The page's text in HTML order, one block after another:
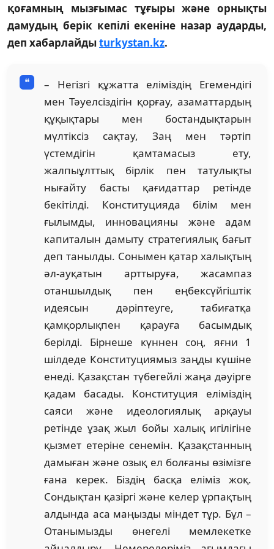
қоғамның мызғымас тұғыры және орнықты
дамудың берік кепілі екеніне назар аударды,
деп хабарлайдыturkystan.kz.
– Негізгі құжатта еліміздің Егемендігі
мен Тәуелсіздігін қорғау, азаматтардың
құқықтары мен бостандықтарын
мүлтіксіз сақтау, Заң мен тәртіп
үстемдігін қамтамасыз ету,
жалпыұлттық бірлік пен татулықты
нығайту басты қағидаттар ретінде
бекітілді. Конституцияда білім мен
ғылымды, инновацияны және адам
капиталын дамыту стратегиялық бағыт
деп танылды. Сонымен қатар халықтың
әл-ауқатын арттыруға, жасампаз
отаншылдық пен еңбексүйгіштік
идеясын дәріптеуге, табиғатқа
қамқорлықпен қарауға басымдық
берілді. Бірнеше күннен соң, яғни 1
шілдеде Конституциямыз заңды күшіне
енеді. Қазақстан түбегейлі жаңа дәуірге
қадам басады. Конституция еліміздің
саяси және идеологиялық арқауы
ретінде ұзақ жыл бойы халық игілігіне
қызмет етеріне сенемін. Қазақстанның
дамыған және озық ел болғаны өзімізге
ғана керек. Біздің басқа еліміз жоқ.
Сондықтан қазіргі және келер ұрпақтың
алдында аса маңызды міндет тұр. Бұл –
Отанымызды өнегелі мемлекетке